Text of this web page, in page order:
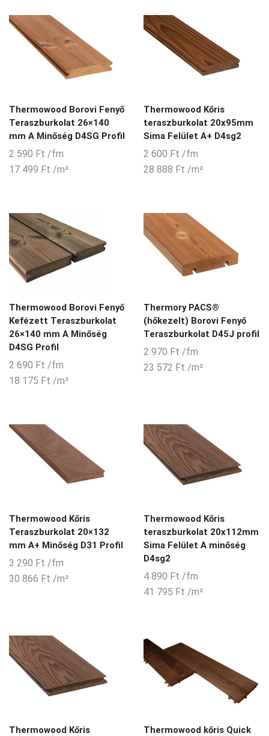
Thermowood Borovi Fenyő
Teraszburkolat 26×140
mm A Minőség D4SG Profil
2 590 Ft /fm
17 499 Ft /m²
Thermowood Kőris
teraszburkolat 20x95mm
Sima Felület A+ D4sg2
2 600 Ft /fm
28 888 Ft /m²
Thermowood Borovi Fenyő
Kefézett Teraszburkolat
26×140 mm A Minőség
D4SG Profil
2 690 Ft /fm
18 175 Ft /m²
Thermory PACS®
(hőkezelt) Borovi Fenyő
Teraszburkolat D45J profil
2 970 Ft /fm
23 572 Ft /m²
Thermowood Kőris
Teraszburkolat 20×132
mm A+ Minőség D31 Profil
3 290 Ft /fm
30 866 Ft /m²
Thermowood Kőris
teraszburkolat 20x112mm
Sima Felület A minőség
D4sg2
4 890 Ft /fm
41 795 Ft /m²
Thermowood Kőris
Thermowood kőris Quick